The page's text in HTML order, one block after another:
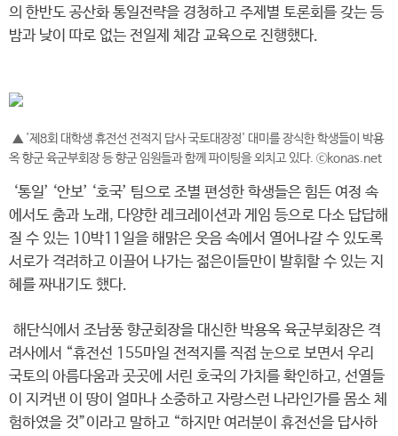
의 한반도 공산화 통일전략을 경청하고 주제별 토론회를 갖는 등
밤과 낮이 따로 없는 전일제 체감 교육으로 진행했다.
▲ '제8회 대학생 휴전선 전적지 답사 국토대장정' 대미를 장식한 학생들이 박용
옥 향군 육군부회장 등 향군 임원들과 함께 파이팅을 외치고 있다. ⓒkonas.net
‘통일’ ‘안보’ ‘호국’ 팀으로 조별 편성한 학생들은 힘든 여정 속
에서도 춤과 노래, 다양한 레크레이션과 게임 등으로 다소 답답해
질 수 있는 10박11일을 해맑은 웃음 속에서 열어나갈 수 있도록
서로가 격려하고 이끌어 나가는 젊은이들만이 발휘할 수 있는 지
혜를 짜내기도 했다.
해단식에서 조남풍 향군회장을 대신한 박용옥 육군부회장은 격
려사에서 “휴전선 155마일 전적지를 직접 눈으로 보면서 우리
국토의 아름다움과 곳곳에 서린 호국의 가치를 확인하고, 선열들
이 지켜낸 이 땅이 얼마나 소중하고 자랑스런 나라인가를 몸소 체
험하였을 것”이라고 말하고 “하지만 여러분이 휴전선을 답사하